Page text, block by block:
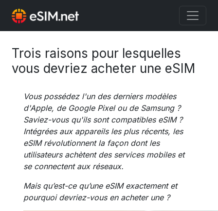
Trois raisons pour lesquelles
vous devriez acheter une eSIM
Vous possédez l'un des derniers modèles
d'Apple, de Google Pixel ou de Samsung ?
Saviez-vous qu'ils sont compatibles eSIM ?
Intégrées aux appareils les plus récents, les
eSIM révolutionnent la façon dont les
utilisateurs achètent des services mobiles et
se connectent aux réseaux.
Mais qu’est-ce qu’une eSIM exactement et
pourquoi devriez-vous en acheter une ?